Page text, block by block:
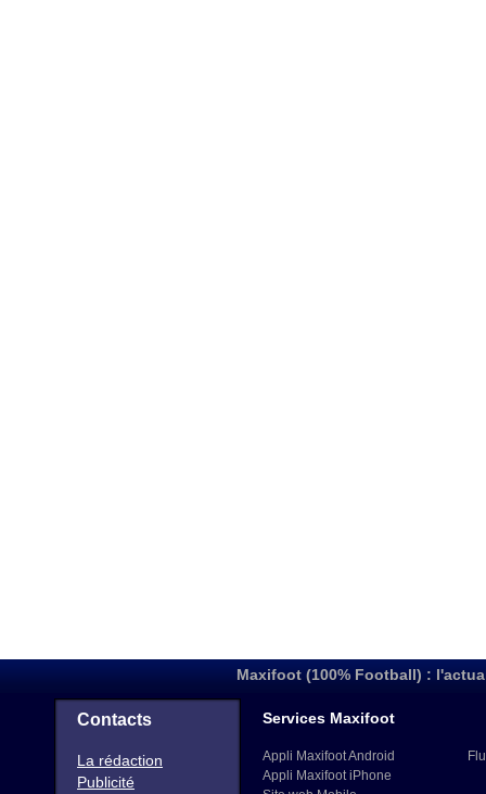
Maxifoot (100% Football) :
Contacts
La rédaction
Publicité
Services Maxifoot
Appli Maxifoot Android
Appli Maxifoot iPhone